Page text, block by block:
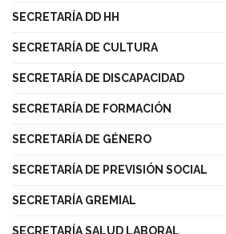
SECRETARÍA DD HH
SECRETARÍA DE CULTURA
SECRETARÍA DE DISCAPACIDAD
SECRETARÍA DE FORMACIÓN
SECRETARÍA DE GÉNERO
SECRETARÍA DE PREVISIÓN SOCIAL
SECRETARÍA GREMIAL
SECRETARÍA SALUD LABORAL